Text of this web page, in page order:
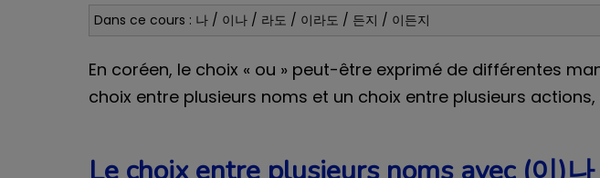
Dans ce cours : 나 / 이나 / 라도 / 이라도 / 든지 / 이든지
En coréen, le choix « ou » peut-être exprimé de différentes
choix entre plusieurs noms et un choix entre plusieurs